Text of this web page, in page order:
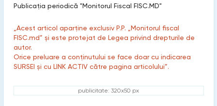
Publicaţia periodică "Monitorul Fiscal FISC.MD"
„Acest articol aparține exclusiv P.P. „Monitorul fiscal
FISC.md” și este protejat de Legea privind drepturile de
autor.
Orice preluare a conținutului se face doar cu indicarea
SURSEI și cu LINK ACTIV către pagina articolului”.
publicitate: 320x50 px